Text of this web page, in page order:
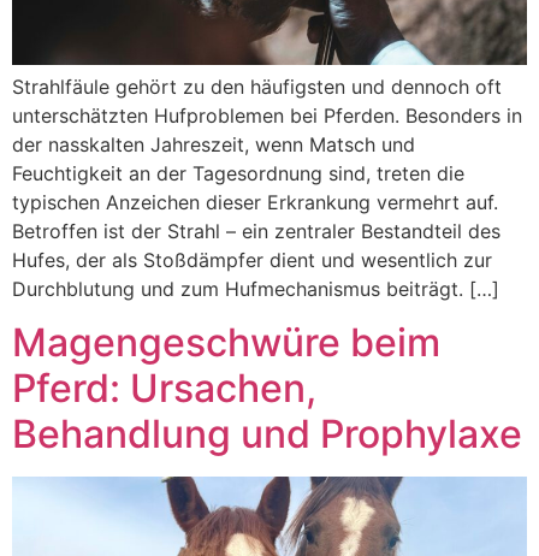
Strahlfäule gehört zu den häufigsten und dennoch oft
unterschätzten Hufproblemen bei Pferden. Besonders in
der nasskalten Jahreszeit, wenn Matsch und
Feuchtigkeit an der Tagesordnung sind, treten die
typischen Anzeichen dieser Erkrankung vermehrt auf.
Betroffen ist der Strahl – ein zentraler Bestandteil des
Hufes, der als Stoßdämpfer dient und wesentlich zur
Durchblutung und zum Hufmechanismus beiträgt. […]
Magengeschwüre beim
Pferd: Ursachen,
Behandlung und Prophylaxe